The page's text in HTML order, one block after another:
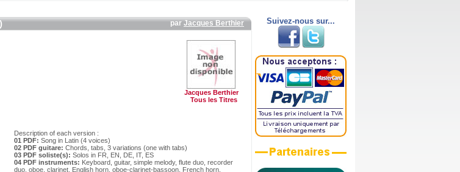
par Jacques Berthier
Jacques Berthier
Tous les Titres
Description of each version :
01 PDF: Song in Latin (4 voices)
02 PDF guitare: Chords, tabs, 3 variations (one with tabs)
03 PDF soliste(s): Solos in FR, EN, DE, IT, ES
04 PDF instruments: Keyboard, guitar, simple melody, flute duo, recorder
duo, oboe, clarinet, English horn, oboe-clarinet-bassoon, French horn,
Suivez-nous sur...